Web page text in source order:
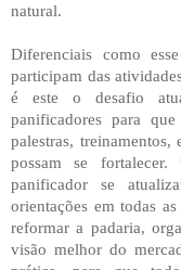
natural.
Diferenciais como
participam das
é este o desafio
panificadores para
palestras,
possam se
panificador se
orientações em todas
reformar a padaria,
visão melhor do